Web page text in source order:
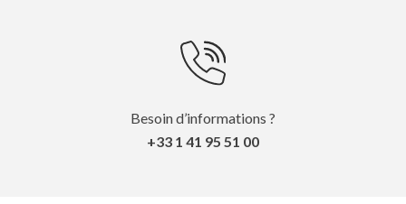
Besoin d’informations ?
+33 1 41 95 51 00